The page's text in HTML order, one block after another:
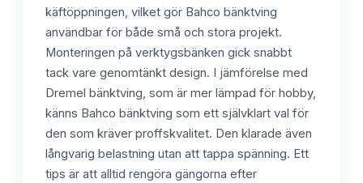
käftöppningen, vilket gör Bahco bänktving
användbar för både små och stora projekt.
Monteringen på verktygsbänken gick snabbt
tack vare genomtänkt design. I jämförelse med
Dremel bänktving, som är mer lämpad för hobby,
känns Bahco bänktving som ett självklart val för
den som kräver proffskvalitet. Den klarade även
långvarig belastning utan att tappa spänning. Ett
tips är att alltid rengöra gängorna efter